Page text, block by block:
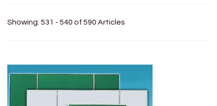
Showing: 531 - 540 of 590 Articles